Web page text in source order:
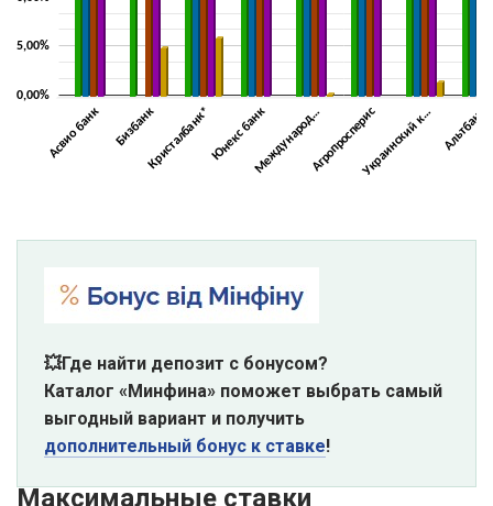
💥Где найти депозит с бонусом?
Каталог «Минфина» поможет выбрать самый
выгодный вариант и получить
дополнительный бонус к ставке!
Максимальные ставки